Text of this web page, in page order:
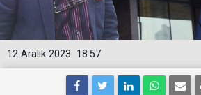
18:57
12 Aralık 2023